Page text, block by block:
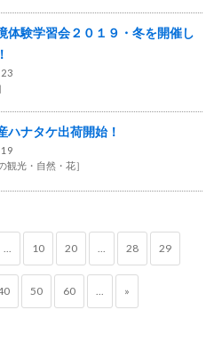
体験学習会２０１９・冬を開催し
ハナタケ出荷開始！
観光・自然・花］
... 10 20 ... 28 29
50 60 ... »